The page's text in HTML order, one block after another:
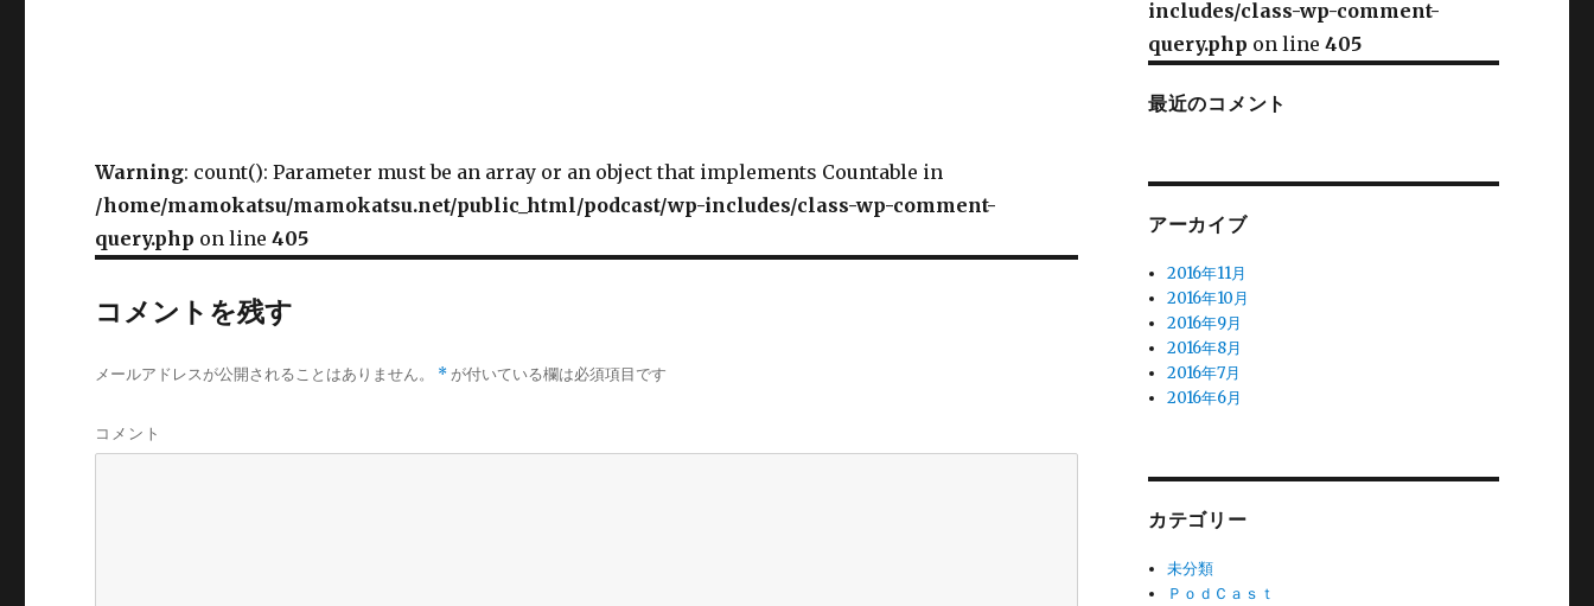
Warning: count(): Parameter must be an array or an object that implements Countable in
/home/mamokatsu/mamokatsu.net/public_html/podcast/wp-includes/class-wp-comment-
query.php on line405
コメントを残す
メールアドレスが公開されることはありません。 * が付いている欄は必須項目です
コメント
includes/class-wp-comment-
query.php on line 405
最近のコメント
アーカイブ
2016年11月
2016年10月
2016年9月
2016年8月
2016年7月
2016年6月
カテゴリー
未分類
ＰｏｄＣａｓｔ